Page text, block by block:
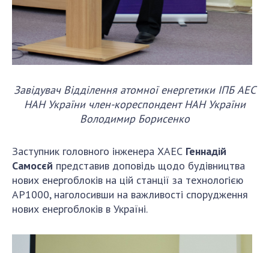
Завідувач Відділення атомної енергетики ІПБ АЕС
НАН України член-кореспондент НАН України
Володимир Борисенко
Заступник головного інженера ХАЕС Геннадій
Самосєй представив доповідь щодо будівництва
нових енергоблоків на цій станції за технологією
АР1000, наголосивши на важливості спорудження
нових енергоблоків в Україні.